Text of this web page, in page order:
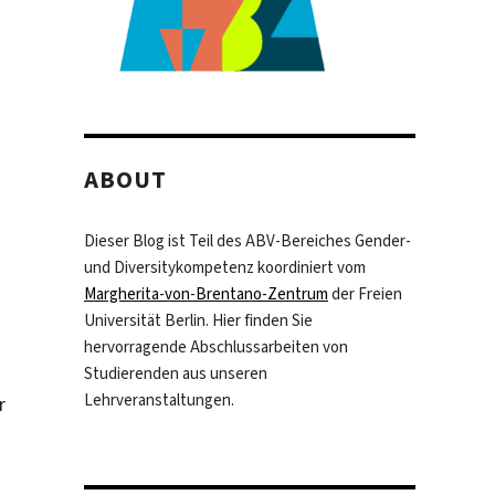
ABOUT
Dieser Blog ist Teil des ABV-Bereiches Gender-
und Diversitykompetenz koordiniert vom
Margherita-von-Brentano-Zentrum der Freien
Universität Berlin. Hier finden Sie
hervorragende Abschlussarbeiten von
Studierenden aus unseren
Lehrveranstaltungen.